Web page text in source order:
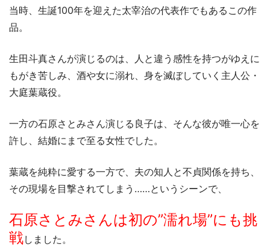
当時、生誕100年を迎えた太宰治の代表作でもあるこの作
品。
生田斗真さんが演じるのは、人と違う感性を持つがゆえに
もがき苦しみ、酒や女に溺れ、身を滅ぼしていく主人公・
大庭葉蔵役。
一方の石原さとみさん演じる良子は、そんな彼が唯一心を
許し、結婚にまで至る女性でした。
葉蔵を純粋に愛する一方で、夫の知人と不貞関係を持ち、
その現場を目撃されてしまう……というシーンで、
石原さとみさんは初の”濡れ場”にも挑
戦しました。